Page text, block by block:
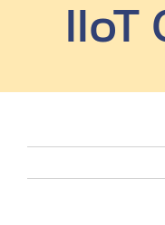
ผลิตภัณฑ์
EV Charger
กิจกรรม
IIoT